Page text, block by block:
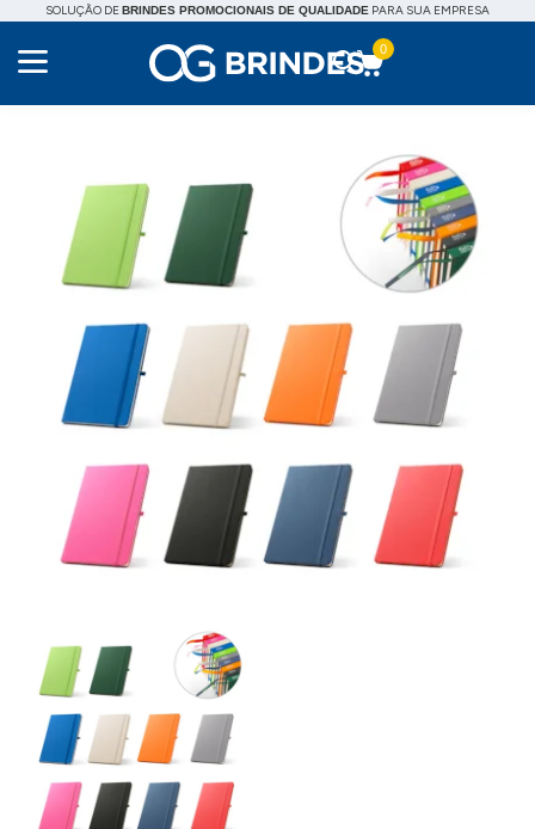
SOLUÇÃO DEBRINDES PROMOCIONAIS DE QUALIDADE PARA SUA EMPRESA
0